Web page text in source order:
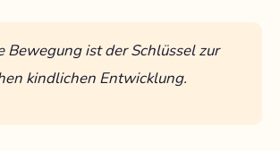
Bewegung ist der Schlüssel zur
kindlichen Entwicklung.